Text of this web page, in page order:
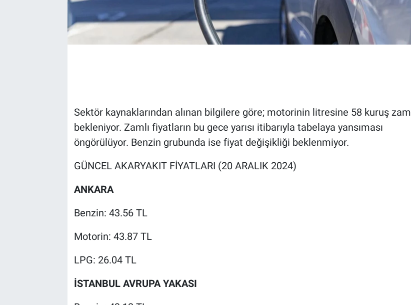
Sektör kaynaklarından alınan bilgilere göre; motorinin litresine 58 kuruş zam
bekleniyor. Zamlı fiyatların bu gece yarısı itibarıyla tabelaya yansıması
öngörülüyor. Benzin grubunda ise fiyat değişikliği beklenmiyor.
GÜNCEL AKARYAKIT FİYATLARI (20 ARALIK 2024)
ANKARA
Benzin: 43.56 TL
Motorin: 43.87 TL
LPG: 26.04 TL
İSTANBUL AVRUPA YAKASI